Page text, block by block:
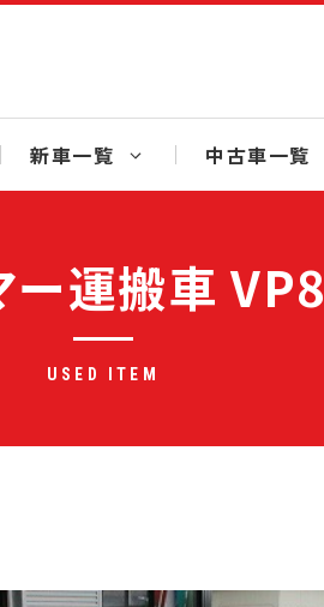
新車一覧 中古車一覧
ー運搬車 VP8
USED ITEM